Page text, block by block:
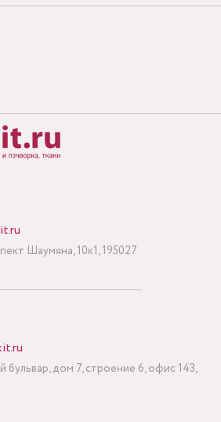
Шаумяна, 10к1, 195027
бульвар, дом 7, строение 6, офис 143,